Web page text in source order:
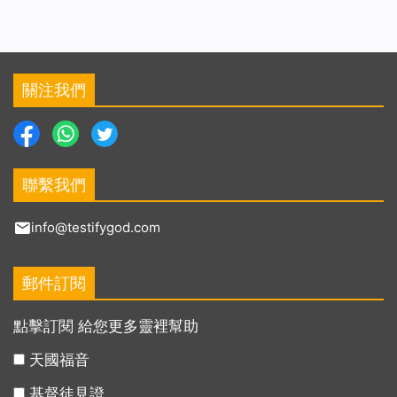
關注我們
聯繫我們
info@testifygod.com
郵件訂閱
點擊訂閱 給您更多靈裡幫助
天國福音
基督徒見證